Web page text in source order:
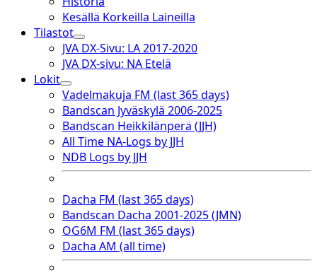
menu
Kesällä Korkeilla Laineilla
Tilastot
open
dropdown
menu
JVA DX-Sivu: LA 2017-2020
JVA DX-sivu: NA Etelä
Lokit
open
dropdown
menu
Vadelmakuja FM (last 365 days)
Bandscan Jyväskylä 2006-2025
Bandscan Heikkilänperä (JJH)
All Time NA-Logs by JJH
NDB Logs by JJH
Dacha FM (last 365 days)
Bandscan Dacha 2001-2025 (JMN)
OG6M FM (last 365 days)
Dacha AM (all time)